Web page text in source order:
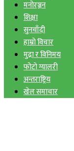
मनोरञ्जन
शिक्षा
सुनचाँदी
हाम्रो विचार
मुद्रा र विनिमय
फोटो ग्यालरी
अन्तराष्ट्रिय
खेल समाचार